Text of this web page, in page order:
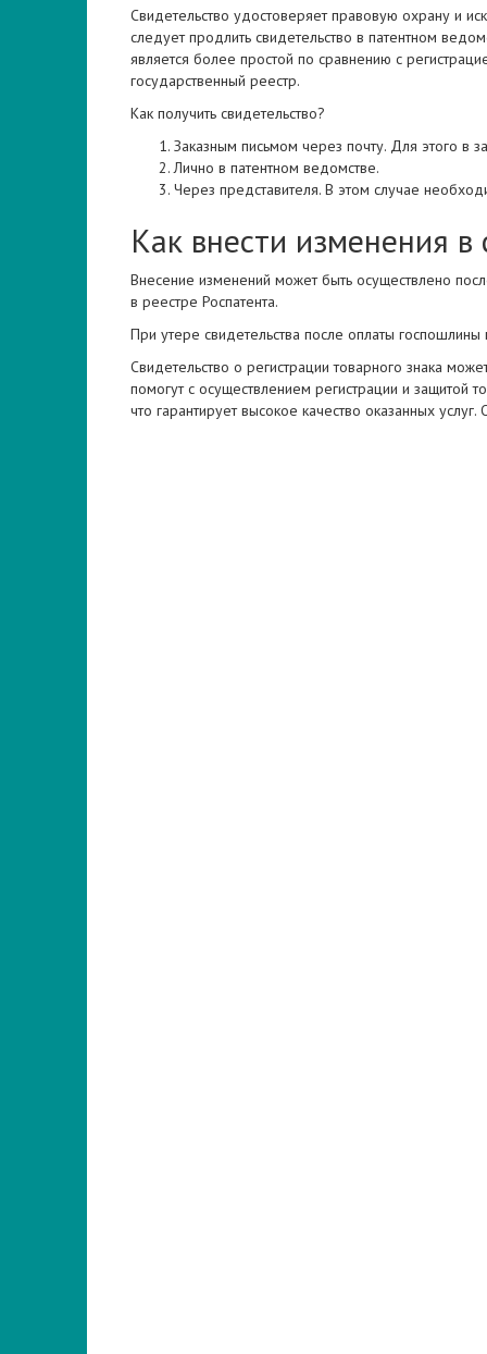
Свидетельство удостоверяет правовую охрану и
следует продлить свидетельство в патентном
является более простой по сравнению с
государственный реестр.
Как получить свидетельство?
Заказным письмом через почту. Для этого в
Лично в патентном ведомстве.
Через представителя. В этом случае
Как внести изменения в
Внесение изменений может быть осуществлено
в реестре Роспатента.
При утере свидетельства после оплаты
Свидетельство о регистрации товарного знака
помогут с осуществлением регистрации и защитой
что гарантирует высокое качество оказанных